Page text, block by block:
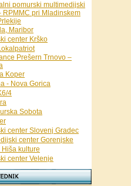
pomurski multimedijski
RPMMC pri Mladinskem
Maribor
center Krško
Prešern Trnovo –
Koper
- Nova Gorica
4
Sobota
center Slovenj Gradec
center Gorenjske
Hiša kulture
center Velenje